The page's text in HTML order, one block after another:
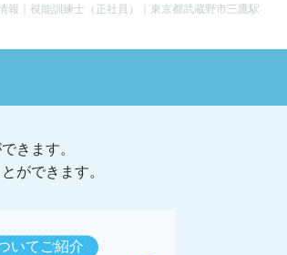
報｜視能訓練士（正社員）｜東京都武蔵野市三鷹駅
きます。
ができます。
いてご紹介